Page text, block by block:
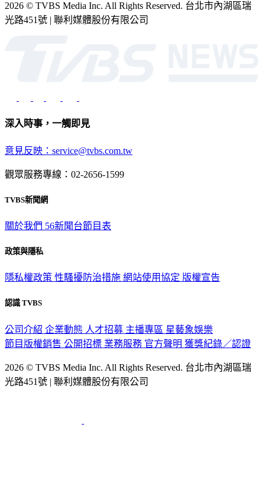
2026 © TVBS Media Inc. All Rights Reserved. 台北市內湖區瑞
光路451號 | 聯利媒體股份有限公司
深入時事，一觸即見
意見反映：service@tvbs.com.tw
觀眾服務專線：02-2656-1599
TVBS新聞網
關於我們 56新聞台節目表
政策與隱私
隱私權政策 性騷擾防治措施 網站使用協定 版權宣告
認識 TVBS
公司介紹 企業動態 人才招募 主播專區 星藝象娛樂
節目版權銷售 公開招標 業務服務 官方聲明 獲獎紀錄／認證
2026 © TVBS Media Inc. All Rights Reserved. 台北市內湖區瑞
光路451號 | 聯利媒體股份有限公司